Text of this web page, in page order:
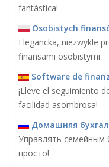
fantástica!
Osobistych
Elegancka, niezwykle
finansami osobistymi
Software de
¡Lleve el seguimiento
facilidad asombrosa!
Домашняя
Управлять
просто!